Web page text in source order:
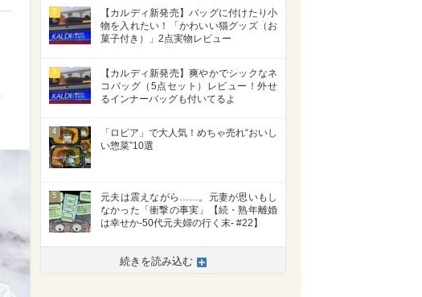
2
【カルディ新発売】バッグに付けたり小
物を入れたい！「かわいい猫グッズ（お
菓子付き）」2点実物レビュー
3
【カルディ新発売】爽やかでシックなネ
コバッグ（5点セット）レビュー！外せ
るインナーバッグも付いてるよ
4
「ロピア」で大人気！めちゃ売れ“おいし
い惣菜”10選
5
元夫は震えながら……。元妻が思いもし
なかった「衝撃の事実」【続・熟年離婚
は幸せか-50代元夫婦の行く末- #22】
続きを読み込む